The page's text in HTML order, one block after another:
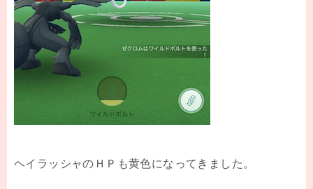
ヘイラッシャのＨＰも黄色になってきました。